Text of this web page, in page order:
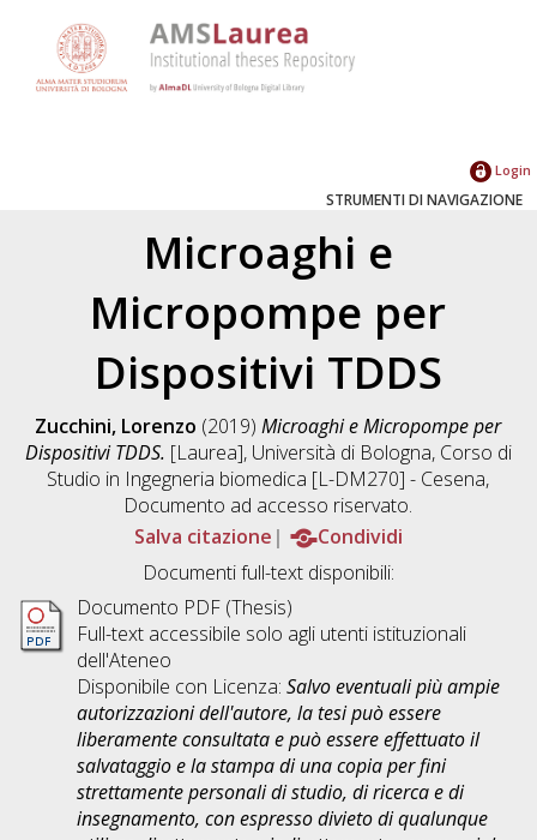
Login
STRUMENTI DI NAVIGAZIONE
Microaghi e
Micropompe per
Dispositivi TDDS
Zucchini, Lorenzo (2019)Microaghi e Micropompe per
Dispositivi TDDS. [Laurea], Università di Bologna, Corso di
Studio in Ingegneria biomedica [L-DM270] - Cesena,
Documento ad accesso riservato.
Salva citazione
Condividi
Documenti full-text disponibili:
Documento PDF (Thesis)
Full-text accessibile solo agli utenti istituzionali
dell'Ateneo
Disponibile con Licenza: Salvo eventuali più ampie
autorizzazioni dell'autore, la tesi può essere
liberamente consultata e può essere effettuato il
salvataggio e la stampa di una copia per fini
strettamente personali di studio, di ricerca e di
insegnamento, con espresso divieto di qualunque